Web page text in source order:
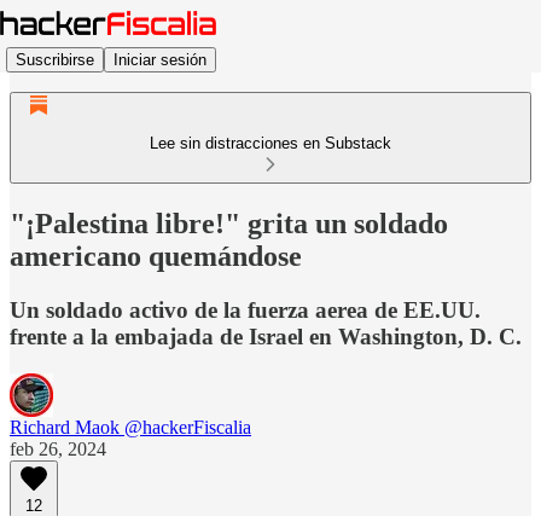
Suscribirse Iniciar sesión
Lee sin distracciones en Substack
"¡Palestina libre!" grita un soldado
americano quemándose
Un soldado activo de la fuerza aerea de EE.UU.
frente a la embajada de Israel en Washington, D. C.
Richard Maok @hackerFiscalia
feb 26, 2024
12